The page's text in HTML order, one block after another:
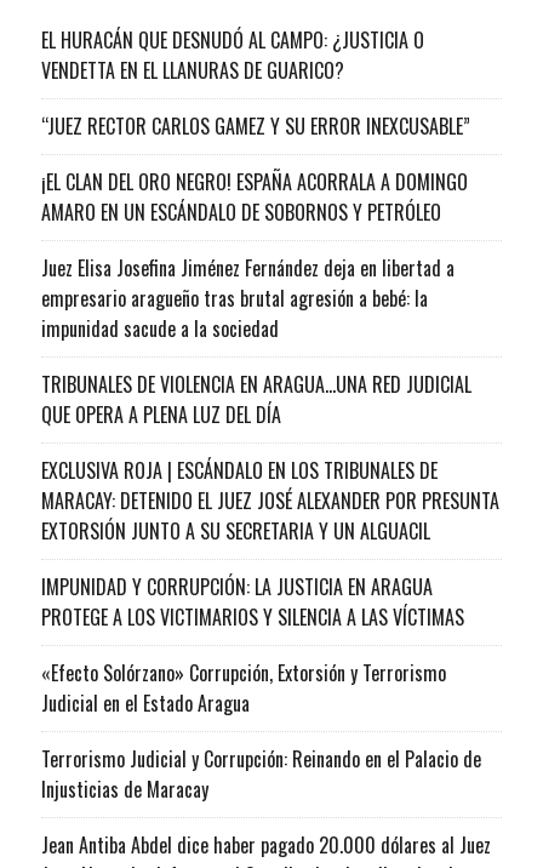
EL HURACÁN QUE DESNUDÓ AL CAMPO: ¿JUSTICIA O
VENDETTA EN EL LLANURAS DE GUARICO?
“JUEZ RECTOR CARLOS GAMEZ Y SU ERROR INEXCUSABLE”
¡EL CLAN DEL ORO NEGRO! ESPAÑA ACORRALA A DOMINGO
AMARO EN UN ESCÁNDALO DE SOBORNOS Y PETRÓLEO
Juez Elisa Josefina Jiménez Fernández deja en libertad a
empresario aragueño tras brutal agresión a bebé: la
impunidad sacude a la sociedad
TRIBUNALES DE VIOLENCIA EN ARAGUA…UNA RED JUDICIAL
QUE OPERA A PLENA LUZ DEL DÍA
EXCLUSIVA ROJA | ESCÁNDALO EN LOS TRIBUNALES DE
MARACAY: DETENIDO EL JUEZ JOSÉ ALEXANDER POR PRESUNTA
EXTORSIÓN JUNTO A SU SECRETARIA Y UN ALGUACIL
IMPUNIDAD Y CORRUPCIÓN: LA JUSTICIA EN ARAGUA
PROTEGE A LOS VICTIMARIOS Y SILENCIA A LAS VÍCTIMAS
«Efecto Solórzano» Corrupción, Extorsión y Terrorismo
Judicial en el Estado Aragua
Terrorismo Judicial y Corrupción: Reinando en el Palacio de
Injusticias de Maracay
Jean Antiba Abdel dice haber pagado 20.000 dólares al Juez